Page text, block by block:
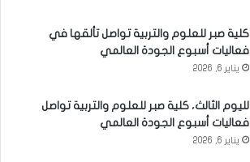
كلية صبر للعلوم والتربية تواصل تألقها في
فعاليات أسبوع الجودة العالمي
يناير 6, 2026
لليوم الثالث، كلية صبر للعلوم والتربية تواصل
فعاليات أسبوع الجودة العالمي
يناير 6, 2026